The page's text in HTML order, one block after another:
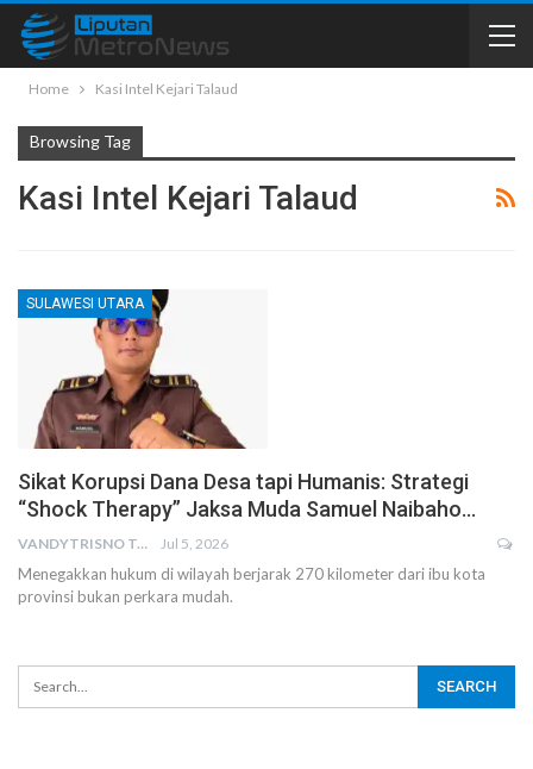
Home Kasi Intel Kejari Talaud
Browsing Tag
Kasi Intel Kejari Talaud
SULAWESI UTARA
Sikat Korupsi Dana Desa tapi Humanis: Strategi
“Shock Therapy” Jaksa Muda Samuel Naibaho…
VANDYTRISNO TALUMEPA Jul 5, 2026
Menegakkan hukum di wilayah berjarak 270 kilometer dari ibu kota
provinsi bukan perkara mudah.